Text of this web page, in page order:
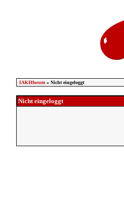
IAKHforum» Nicht eingeloggt
Nicht eingeloggt